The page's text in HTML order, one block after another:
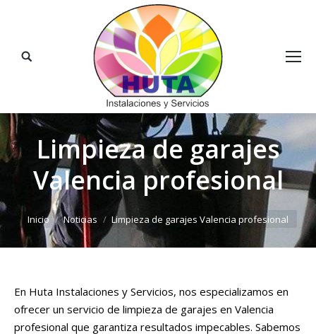
Buscar:
Limpieza de garajes
Valencia profesional
Estás aquí:
Inicio Noticias Limpieza de garajes Valencia profesional
En Huta Instalaciones y Servicios, nos especializamos en
ofrecer un servicio de limpieza de garajes en Valencia
profesional que garantiza resultados impecables. Sabemos